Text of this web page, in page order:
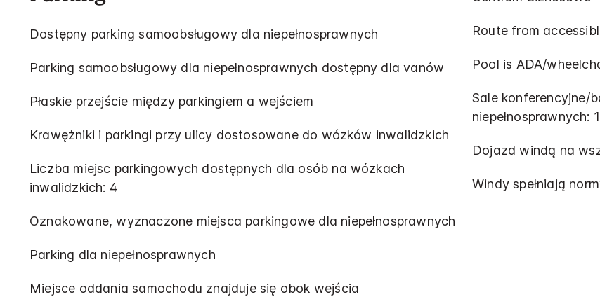
Dostępny parking samoobsługowy dla niepełnosprawnych
Parking samoobsługowy dla niepełnosprawnych dostępny dla vanów
Płaskie przejście między parkingiem a wejściem
Krawężniki i parkingi przy ulicy dostosowane do wózków inwalidzkich
Liczba miejsc parkingowych dostępnych dla osób na wózkach
inwalidzkich: 4
Oznakowane, wyznaczone miejsca parkingowe dla niepełnosprawnych
Parking dla niepełnosprawnych
Miejsce oddania samochodu znajduje się obok wejścia
Route from
Pool is ADA/
Sale konferencyjne/
niepełnosprawnych: 1
Dojazd windą na
Windy spełniają